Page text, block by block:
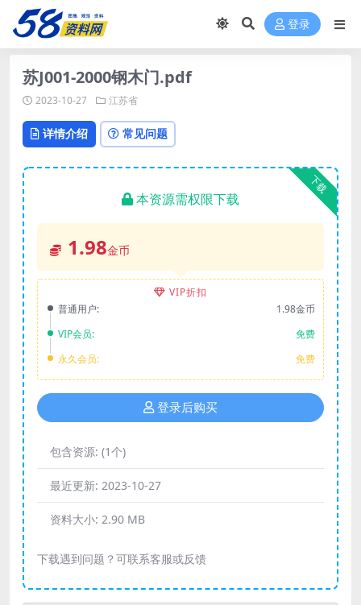
登录
苏J001-2000钢木门.pdf
2023-10-27 江苏省
详情介绍 常见问题
下载
本资源需权限下载
1.98金币
VIP折扣
普通用户:
1.98金币
VIP会员:
免费
永久会员:
免费
登录后购买
包含资源: (1个)
最近更新: 2023-10-27
资料大小: 2.90 MB
下载遇到问题？可联系客服或反馈